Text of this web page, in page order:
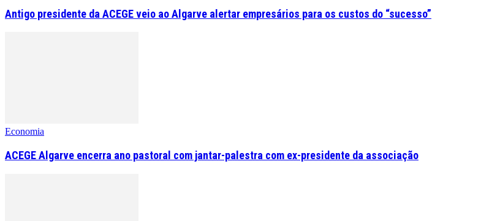
Antigo presidente da ACEGE veio ao Algarve alertar empresários para os custos do “sucesso”
Economia
ACEGE Algarve encerra ano pastoral com jantar-palestra com ex-presidente da associação